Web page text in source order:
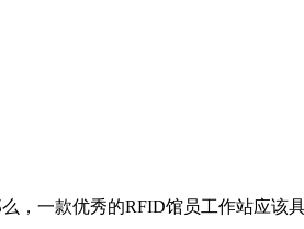
一款优秀的RFID馆员工作站应该